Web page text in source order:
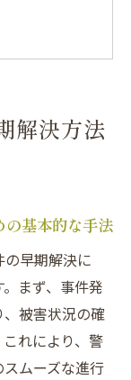
その効果
おくべき法
成功要因
迅速な対応
渉成功の秘
備とポイ
解決方法
の基本的な手法
早期解決に
まず、事件発
被害状況の確
れにより、警
ムーズな進行